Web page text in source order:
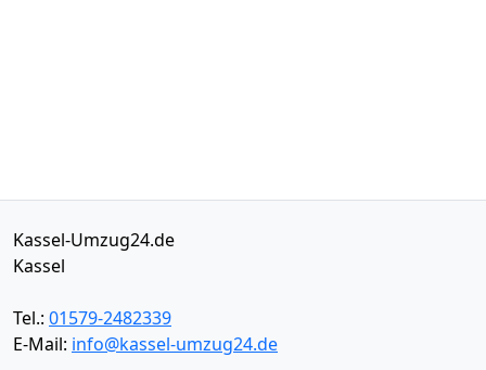
Kassel-Umzug24.de
Kassel
Tel.: 01579-2482339
E-Mail: info@kassel-umzug24.de